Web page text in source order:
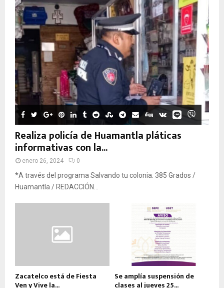
Realiza policía de Huamantla pláticas
informativas con la...
enero 26, 2024 0
*A través del programa Salvando tu colonia. 385 Grados /
Huamantla / REDACCIÓN...
Zacatelco está de Fiesta
Ven y Vive la...
Se amplía suspensión de
clases al jueves 25...